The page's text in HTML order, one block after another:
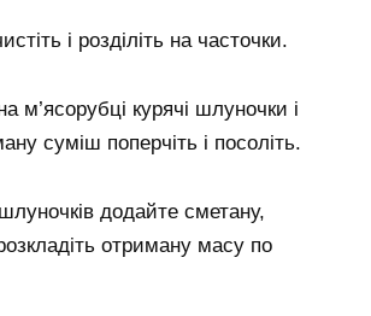
і розділіть на часточки.
м’ясорубці курячі шлуночки і
суміш поперчіть і посоліть.
додайте сметану,
отриману масу по